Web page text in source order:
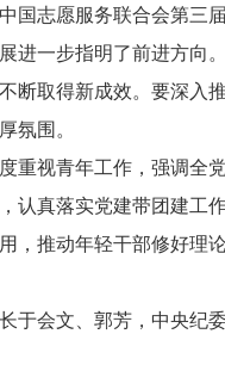
志愿服务联合会第三届
进一步指明了前进方向
断取得新成效。要深入
氛围。
视青年工作，强调全党
认真落实党建带团建工
，推动年轻干部修好理
会文、郭芳，中央纪委